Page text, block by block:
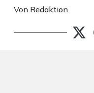
Von Redaktion